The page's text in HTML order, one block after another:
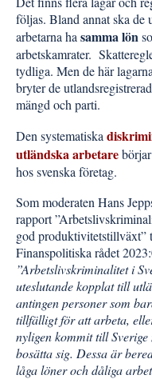
följas. Bland annat ska de
arbetarna ha samma lön
arbetskamrater.
tydliga. Men de här
bryter de
mängd och parti.
Den systematiska
utländska arbetare
hos svenska företag.
Som moderaten Hans
rapport
god produktivitetstillväxt”
Finanspolitiska rådet
”Arbetslivskriminalitet i
uteslutande kopplat till
antingen personer som
tillfälligt för att arbeta,
nyligen kommit till Sverige
bosätta sig. Dessa är
låga löner och dåliga